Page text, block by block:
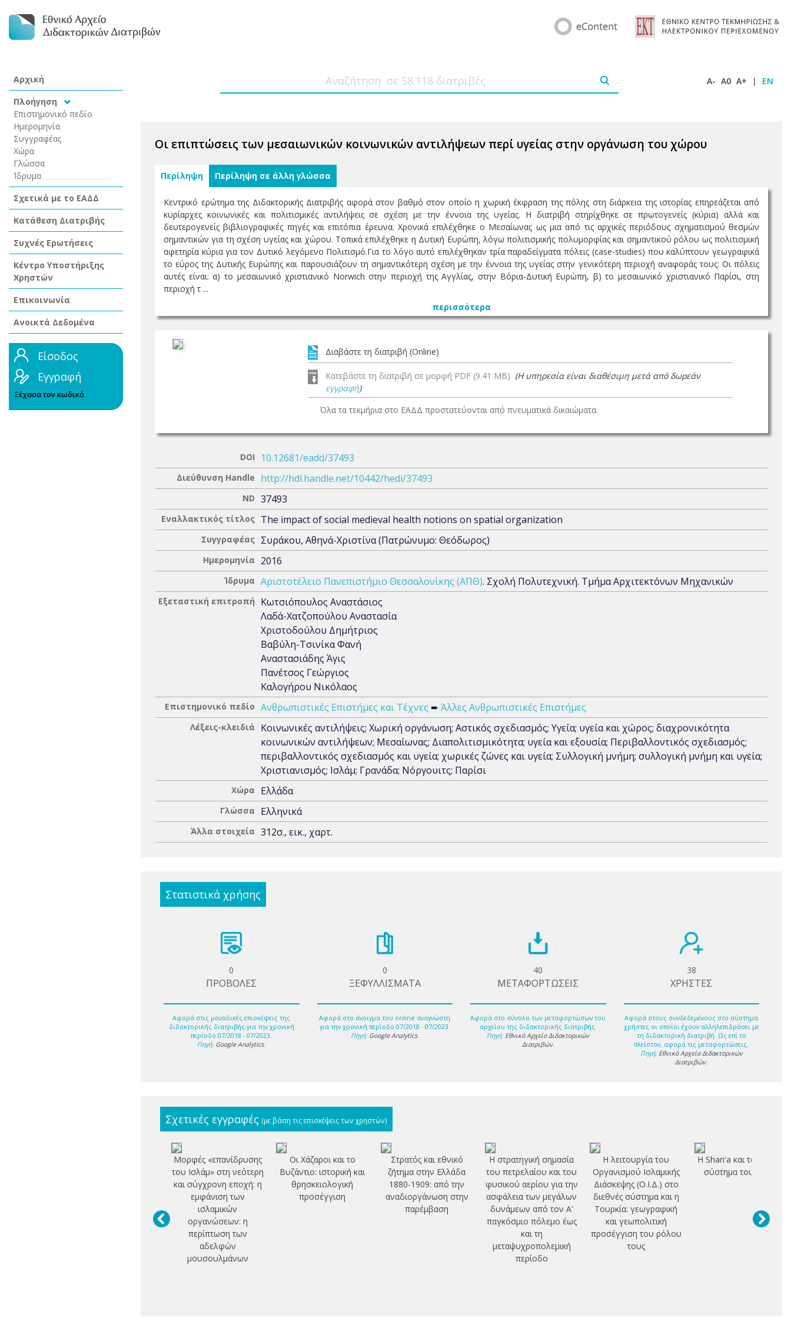
Αρχική
Πλοήγηση
Επιστημονικό πεδίο
Ημερομηνία
Συγγραφέας
Χώρα
Γλώσσα
Ίδρυμα
Σχετικά με το ΕΑΔΔ
Κατάθεση Διατριβής
Συχνές Ερωτήσεις
Κέντρο Υποστήριξης
Χρηστών
Επικοινωνία
Ανοικτά Δεδομένα
Είσοδος
Εγγραφή
Ξέχασα τον κωδικό
A- A0 A+ | EN
Οι επιπτώσεις των μεσαιωνικών κοινωνικών αντιλήψεων περί υγείας στην οργάνωση του χώρου
Περίληψη Περίληψη σε άλλη γλώσσα
Κεντρικό ερώτημα της Διδακτορικής Διατριβής αφορά στον βαθμό στον οποίο η χωρική έκφραση της πόλης στη διάρκεια της ιστορίας επηρεάζεται από
κυρίαρχες κοινωνικές και πολιτισμικές αντιλήψεις σε σχέση με την έννοια της υγείας. Η διατριβή στηρίχθηκε σε πρωτογενείς (κύρια) αλλά και
δευτερογενείς βιβλιογραφικές πηγές και επιτόπια έρευνα. Χρονικά επιλέχθηκε ο Μεσαίωνας ως μια από τις αρχικές περιόδους σχηματισμού θεσμών
σημαντικών για τη σχέση υγείας και χώρου. Τοπικά επιλέχθηκε η Δυτική Ευρώπη, λόγω πολιτισμικής πολυμορφίας και σημαντικού ρόλου ως πολιτισμική
αφετηρία κύρια για τον Δυτικό λεγόμενο Πολιτισμό.Για το λόγο αυτό επιλέχθηκαν τρία παραδείγματα πόλεις (case-studies) που καλύπτουν γεωγραφικά
το εύρος της Δυτικής Ευρώπης και παρουσιάζουν τη σημαντικότερη σχέση με την έννοια της υγείας στην γενικότερη περιοχή αναφοράς τους: Οι πόλεις
αυτές είναι: α) το μεσαιωνικό χριστιανικό Norwich στην περιοχή της Αγγλίας, στην Βόρια-Δυτική Ευρώπη, β) το μεσαιωνικό χριστιανικό Παρίσι, στη
περιοχή τ ...
περισσότερα
Διαβάστε τη διατριβή (Online)
Κατεβάστε τη διατριβή σε μορφή PDF (9.41 MB) (Η υπηρεσία είναι διαθέσιμη μετά από δωρεάν
εγγραφή)
Όλα τα τεκμήρια στο ΕΑΔΔ προστατεύονται από πνευματικά δικαιώματα.
DOI 10.12681/eadd/37493
Διεύθυνση Handle http://hdl.handle.net/10442/hedi/37493
ND 37493
Εναλλακτικός τίτλος The impact of social medieval health notions on spatial organization
Συγγραφέας Συράκου, Αθηνά-Χριστίνα (Πατρώνυμο: Θεόδωρος)
Ημερομηνία 2016
Ίδρυμα Αριστοτέλειο Πανεπιστήμιο Θεσσαλονίκης (ΑΠΘ). Σχολή Πολυτεχνική. Τμήμα Αρχιτεκτόνων Μηχανικών
Εξεταστική επιτροπή
Κωτσιόπουλος Αναστάσιος
Λαδά-Χατζοπούλου Αναστασία
Χριστοδούλου Δημήτριος
Βαβύλη-Τσινίκα Φανή
Αναστασιάδης Άγις
Πανέτσος Γεώργιος
Καλογήρου Νικόλαος
Επιστημονικό πεδίο Ανθρωπιστικές Επιστήμες και Τέχνες ➨ Άλλες Ανθρωπιστικές Επιστήμες
Λέξεις-κλειδιά
Κοινωνικές αντιλήψεις; Χωρική οργάνωση; Αστικός σχεδιασμός; Υγεία; υγεία και χώρος; διαχρονικότητα
κοινωνικών αντιλήψεων; Μεσαίωνας; Διαπολιτισμικότητα; υγεία και εξουσία; Περιβαλλοντικός σχεδιασμός;
περιβαλλοντικός σχεδιασμός και υγεία; χωρικές ζώνες και υγεία; Συλλογική μνήμη; συλλογική μνήμη και υγεία;
Χριστιανισμός; Ισλάμ; Γρανάδα; Νόργουιτς; Παρίσι
Χώρα Ελλάδα
Γλώσσα Ελληνικά
Άλλα στοιχεία 312σ., εικ., χαρτ.
Στατιστικά χρήσης
0
ΠΡΟΒΟΛΕΣ
Αφορά στις μοναδικές επισκέψεις της
διδακτορικής διατριβής για την χρονική
περίοδο 07/2018 - 07/2023.
Πηγή: Google Analytics.
0
ΞΕΦΥΛΛΙΣΜΑΤΑ
Αφορά στο άνοιγμα του online αναγνώστη
για την χρονική περίοδο 07/2018 - 07/2023.
Πηγή: Google Analytics.
40
ΜΕΤΑΦΟΡΤΩΣΕΙΣ
Αφορά στο σύνολο των μεταφορτώσων του
αρχείου της διδακτορικής διατριβής.
Πηγή: Εθνικό Αρχείο Διδακτορικών
Διατριβών.
38
ΧΡΗΣΤΕΣ
Αφορά στους συνδεδεμένους στο σύστημα
χρήστες οι οποίοι έχουν αλληλεπιδράσει με
τη διδακτορική διατριβή. Ως επί το
πλείστον, αφορά τις μεταφορτώσεις.
Πηγή: Εθνικό Αρχείο Διδακτορικών
Διατριβών.
Σχετικές εγγραφές (με βάση τις επισκέψεις των χρηστών)
Μορφές «επανίδρυσης
του Ισλάμ» στη νεότερη
και σύγχρονη εποχή: η
εμφάνιση των
ισλαμικών
οργανώσεων: η
περίπτωση των
αδελφών
μουσουλμάνων
Οι Χάζαροι και το
Βυζάντιο: ιστορική και
θρησκειολογική
προσέγγιση
Στρατός και εθνικό
ζήτημα στην Ελλάδα
1880-1909: από την
αναδιοργάνωση στην
παρέμβαση
Η στρατηγική σημασία
του πετρελαίου και του
φυσικού αερίου για την
ασφάλεια των μεγάλων
δυνάμεων από τον Α'
παγκόσμιο πόλεμο έως
και τη
μεταψυχροπολεμική
περίοδο
Η λειτουργία του
Οργανισμού Ισλαμικής
Διάσκεψης (Ο.Ι.Δ.) στο
διεθνές σύστημα και η
Τουρκία: γεωγραφική
και γεωπολιτική
προσέγγιση του ρόλου
τους
Η Shari'a και το νομικό
σύστημα του Ισλάμ